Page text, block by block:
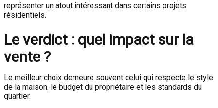
représenter un atout intéressant dans certains projets
résidentiels.
Le verdict : quel impact sur la
vente ?
Le meilleur choix demeure souvent celui qui respecte le style
de la maison, le budget du propriétaire et les standards du
quartier.